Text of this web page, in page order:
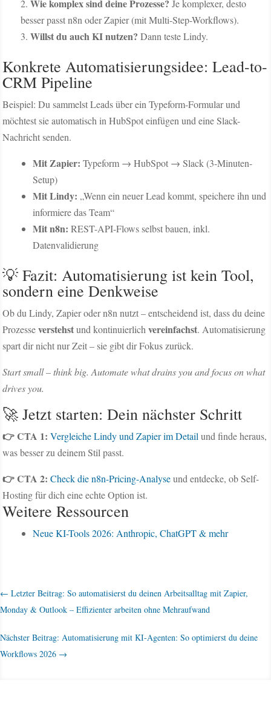
Wie komplex sind deine Prozesse? Je komplexer, desto
besser passt n8n oder Zapier (mit Multi-Step-Workflows).
Willst du auch KI nutzen? Dann teste Lindy.
Konkrete Automatisierungsidee: Lead-to-
CRM Pipeline
Beispiel: Du sammelst Leads über ein Typeform-Formular und
möchtest sie automatisch in HubSpot einfügen und eine Slack-
Nachricht senden.
Mit Zapier: Typeform → HubSpot → Slack (3-Minuten-
Setup)
Mit Lindy: „Wenn ein neuer Lead kommt, speichere ihn und
informiere das Team“
Mit n8n: REST-API-Flows selbst bauen, inkl.
Datenvalidierung
💡 Fazit: Automatisierung ist kein Tool,
sondern eine Denkweise
Ob du Lindy, Zapier oder n8n nutzt – entscheidend ist, dass du deine
Prozesseverstehstund kontinuierlichvereinfachst. Automatisierung
spart dir nicht nur Zeit – sie gibt dir Fokus zurück.
Start small – think big. Automate what drains you and focus on what
drives you.
🚀 Jetzt starten: Dein nächster Schritt
👉 CTA 1: Vergleiche Lindy und Zapier im Detail und finde heraus,
was besser zu deinem Stil passt.
👉 CTA 2: Check die n8n-Pricing-Analyseund entdecke, ob Self-
Hosting für dich eine echte Option ist.
Weitere Ressourcen
Neue KI-Tools 2026: Anthropic, ChatGPT & mehr
← Letzter Beitrag: So automatisierst du deinen Arbeitsalltag mit Zapier,
Monday & Outlook – Effizienter arbeiten ohne Mehraufwand
Nächster Beitrag: Automatisierung mit KI-Agenten: So optimierst du deine
Workflows 2026 →